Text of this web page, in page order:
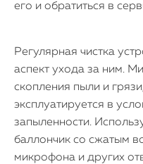
его и обратиться в
Регулярная чистка
аспект ухода за ним.
скопления пыли и
эксплуатируется в
запыленности.
баллончик со сжатым
микрофона и других